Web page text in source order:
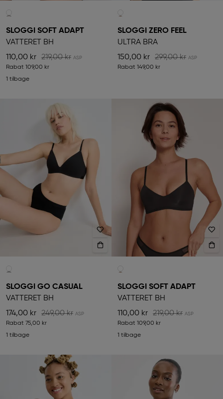
SLOGGI SOFT ADAPT
VATTERET BH
110,00 kr
219,00 kr
Rabat 109,00 kr
1 tilbage
SLOGGI ZERO FEEL
ULTRA BRA
150,00 kr
299,00 kr
Rabat 149,00 kr
SLOGGI GO CASUAL
VATTERET BH
174,00 kr
249,00 kr
Rabat 75,00 kr
1 tilbage
SLOGGI SOFT ADAPT
VATTERET BH
110,00 kr
219,00 kr
Rabat 109,00 kr
1 tilbage